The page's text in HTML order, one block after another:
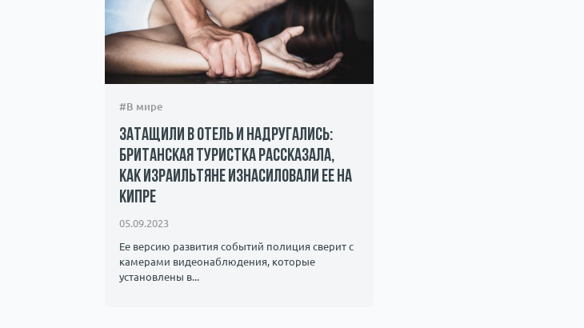
#В мире
Затащили в отель и надругались:
британская туристка рассказала,
как израильтяне изнасиловали ее на
Кипре
05.09.2023
Ее версию развития событий полиция сверит с
камерами видеонаблюдения, которые
установлены в...